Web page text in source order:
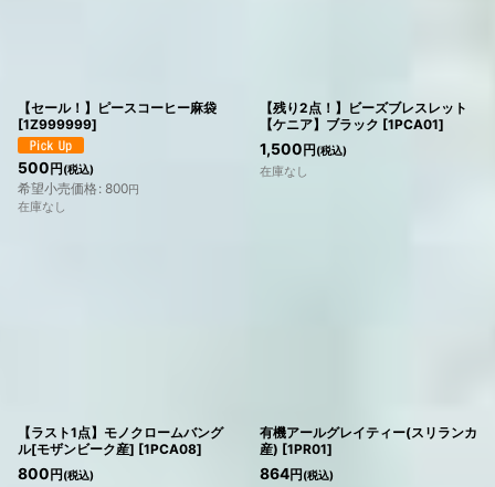
【セール！】ピースコーヒー麻袋
[1Z999999]
500 円 (税込)
希望小売価格 : 800円
在庫なし
【残り2点！】ビーズブレスレット
【ケニア】ブラック [1PCA01]
1,500円(税込)
在庫なし
【ラスト1点】モノクロームバング
ル[モザンビーク産] [1PCA08]
800 円 (税込)
有機アールグレイティー(スリランカ
産) [1PR01]
864円 (税込)